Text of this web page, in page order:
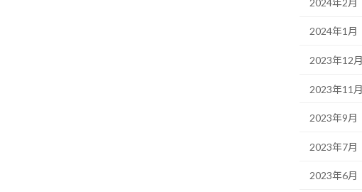
2024年1月
2023年12月
2023年11月
2023年9月
2023年7月
2023年6月